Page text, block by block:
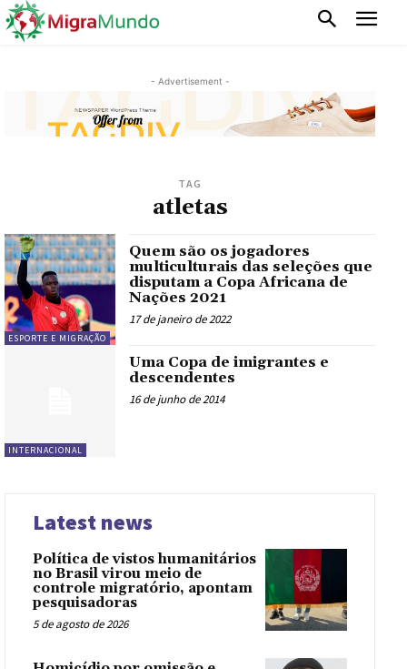
- Advertisement -
TAG
atletas
ESPORTE E MIGRAÇÃO
Quem são os jogadores
multiculturais das seleções que
disputam a Copa Africana de
Nações 2021
17 de janeiro de 2022
INTERNACIONAL
Uma Copa de imigrantes e
descendentes
16 de junho de 2014
Latest news
Política de vistos humanitários
no Brasil virou meio de
controle migratório, apontam
pesquisadoras
5 de agosto de 2026